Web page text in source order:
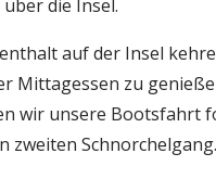
die Insel.
auf der Insel
Mittagessen zu
wir unsere Bootsfahrt
zweiten Schnorchelgang.